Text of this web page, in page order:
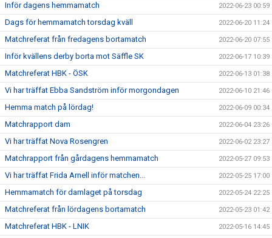
Inför dagens hemmamatch 2022-06-23 00:59
Dags för hemmamatch torsdag kväll 2022-06-20 11:24
Matchreferat från fredagens bortamatch 2022-06-20 07:55
Inför kvällens derby borta mot Säffle SK 2022-06-17 10:39
Matchreferat HBK - ÖSK 2022-06-13 01:38
Vi har träffat Ebba Sandström inför morgondagen 2022-06-10 21:46
Hemma match på lördag! 2022-06-09 00:34
Matchrapport dam 2022-06-04 23:26
Vi har träffat Nova Rosengren 2022-06-02 23:27
Matchrapport från gårdagens hemmamatch 2022-05-27 09:53
Vi har träffat Frida Arnell inför matchen... 2022-05-25 17:00
Hemmamatch för damlaget på torsdag 2022-05-24 22:25
Matchreferat från lördagens bortamatch 2022-05-23 01:42
Matchreferat HBK - LNIK 2022-05-16 14:45